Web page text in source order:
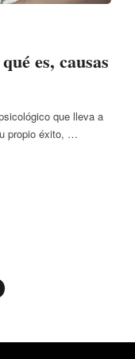
es, causas
que lleva a
propio éxito, …